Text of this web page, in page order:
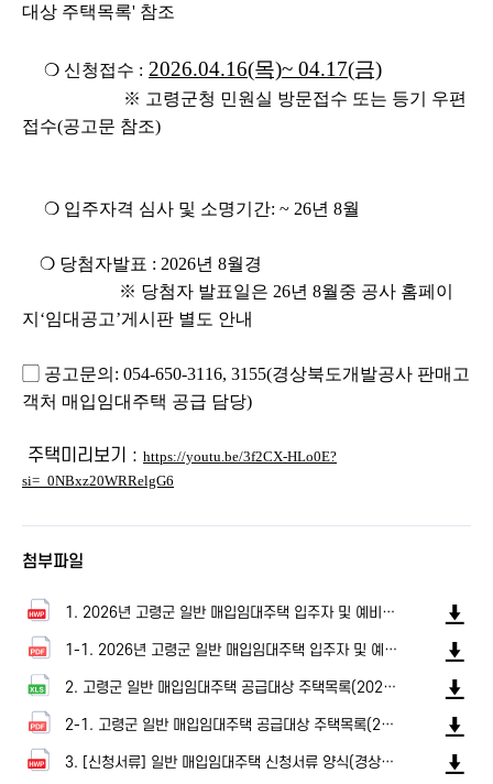
대상 주택목록' 참조
❍ 신청접수 : 2026.04.16(목)~ 04.17(금)
※ 고령군청 민원실 방문접수 또는 등기 우편
접수(공고문 참조)
❍ 입주자격 심사 및 소명기간: ~ 26년 8월
❍ 당첨자발표 : 2026년 8월경
※ 당첨자 발표일은 26년 8월중 공사 홈페이
지 ‘임대공고’게시판 별도 안내
공고문의 : 054-650-3116, 3155(경상북도개발공사 판매고
객처 매입임대주택 공급 담당)
주택미리보기 : https://youtu.be/3f2CX-HLo0E?
si=_0NBxz20WRRelgG6
첨부파일
1. 2026년 고령군 일반 매입임대주택 입주자 및 예비입주자 모집공고.hwp
1-1. 2026년 고령군 일반 매입임대주택 입주자 및 예비입주자 모집공고.pdf
2. 고령군 일반 매입임대주택 공급대상 주택목록(20260407)_최종.xlsx
2-1. 고령군 일반 매입임대주택 공급대상 주택목록(20260407)_최종.pdf
3. [신청서류] 일반 매입임대주택 신청서류 양식(경상북도개발공사).hwp